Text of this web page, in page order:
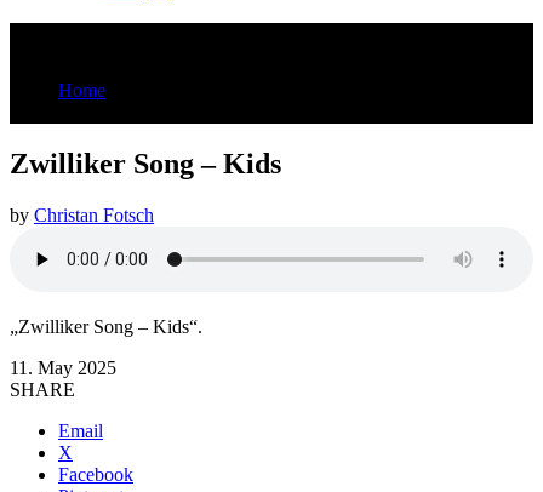
Home
Zwilliker Song – Kids
by Christan Fotsch
„Zwilliker Song – Kids“.
11. May 2025
SHARE
Email
X
Facebook